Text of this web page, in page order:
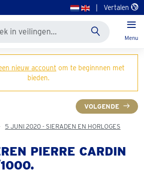
Vertalen
Menu
nieuw account om te beginnnen met
bieden.
VOLGENDE
5 JUNI 2020 - SIERADEN EN HORLOGES
PIERRE CARDIN